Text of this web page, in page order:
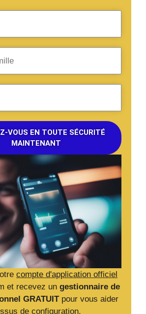
compte d'application officiel
et recevez un gestionnaire de
GRATUITpour vous aider
de configuration.
VOUS EN TOUTE SÉCURITÉ
MAINTENANT